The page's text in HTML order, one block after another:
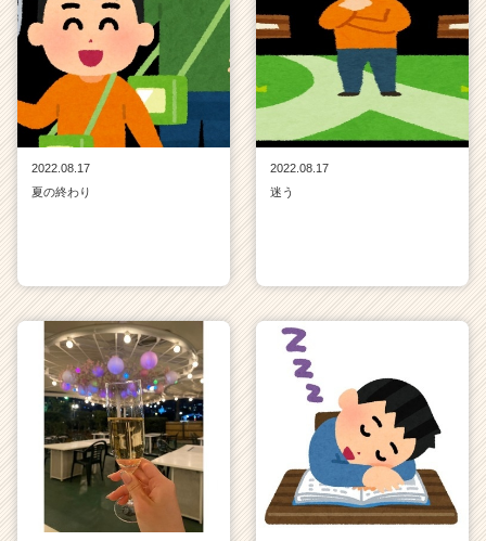
2022.08.17
夏の終わり
2022.08.17
迷う